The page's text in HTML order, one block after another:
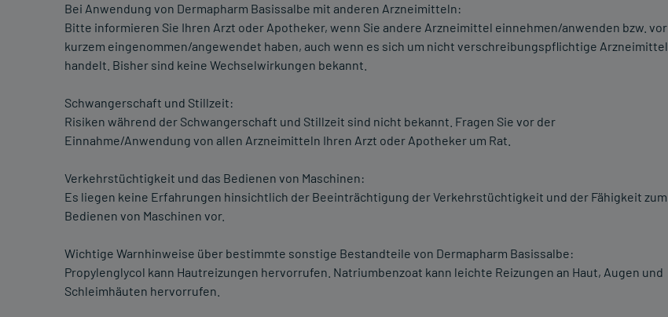
Bei Anwendung von Dermapharm Basissalbe mit anderen Arzneimitteln:
Bitte informieren Sie Ihren Arzt oder Apotheker, wenn Sie andere Arzneimittel einnehmen/anwenden bzw. vor
kurzem eingenommen/angewendet haben, auch wenn es sich um nicht verschreibungspflichtige Arzneimittel
handelt. Bisher sind keine Wechselwirkungen bekannt.
Schwangerschaft und Stillzeit:
Risiken während der Schwangerschaft und Stillzeit sind nicht bekannt. Fragen Sie vor der
Einnahme/Anwendung von allen Arzneimitteln Ihren Arzt oder Apotheker um Rat.
Verkehrstüchtigkeit und das Bedienen von Maschinen:
Es liegen keine Erfahrungen hinsichtlich der Beeinträchtigung der Verkehrstüchtigkeit und der Fähigkeit zum
Bedienen von Maschinen vor.
Wichtige Warnhinweise über bestimmte sonstige Bestandteile von Dermapharm Basissalbe:
Propylenglycol kann Hautreizungen hervorrufen. Natriumbenzoat kann leichte Reizungen an Haut, Augen und
Schleimhäuten hervorrufen.